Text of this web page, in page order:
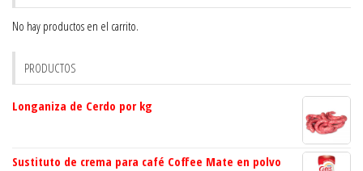
No hay productos en el carrito.
PRODUCTOS
Longaniza de Cerdo por kg
Sustituto de crema para café Coffee Mate en polvo